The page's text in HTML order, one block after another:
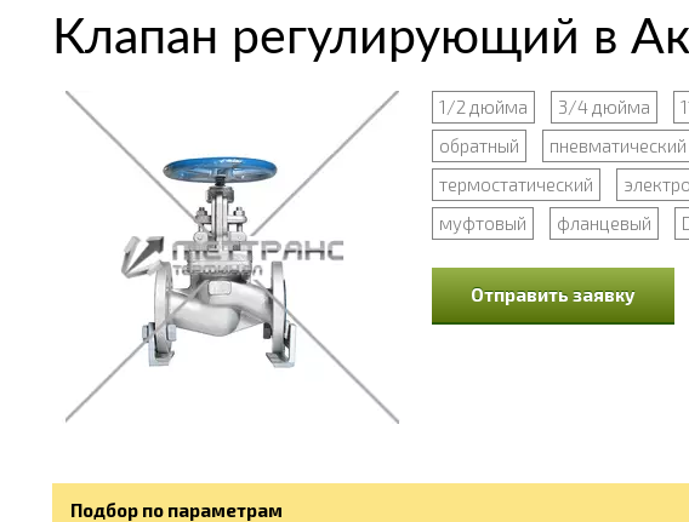
Клапан регулирующий в
1/2 дюйма 3/4 дюйма
обратный
пневматический
термостатический
муфтовый
фланцевый
Отправить заявку
Подбор по параметрам